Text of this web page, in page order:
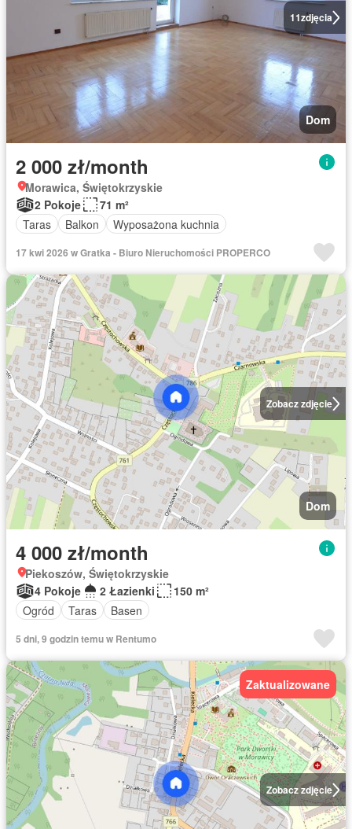
11zdjęcia
Dom
2 000 zł/month
Morawica, Świętokrzyskie
2 Pokoje
71 m²
Taras
Balkon Wyposażona kuchnia
17 kwi 2026 w Gratka - Biuro Nieruchomości PROPERCO
Zobacz zdjęcie
Dom
4 000 zł/month
Piekoszów, Świętokrzyskie
4 Pokoje
2 Łazienki
150 m²
Ogród
Taras Basen
5 dni, 9 godzin temu w Rentumo
Zobacz zdjęcie
Zaktualizowane